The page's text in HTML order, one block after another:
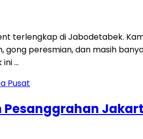
terlengkap di Jabodetabek.
peresmian, dan masih
…
Pesanggrahan